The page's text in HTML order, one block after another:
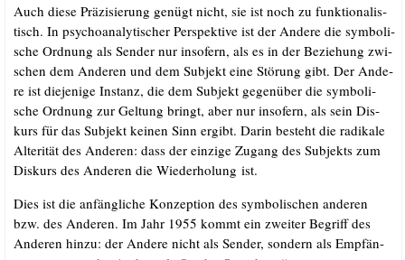
Auch die­se Prä­zi­sie­rung genügt nicht, sie ist noch zu funk­tio­na­lis­
tisch. In psy­cho­ana­ly­ti­scher Per­spek­ti­ve ist der Ande­re die sym­bo­li­
sche Ord­nung als Sen­der nur inso­fern, als es in der Bezie­hung zwi­
schen dem Ande­ren und dem Sub­jekt eine Stö­rung gibt. Der Ande­
re ist die­je­ni­ge Instanz, die dem Sub­jekt gegen­über die sym­bo­li­
sche Ord­nung zur Gel­tung bringt, aber nur inso­fern, als sein Dis­
kurs für das Sub­jekt kei­nen Sinn ergibt. Dar­in besteht die radi­ka­le
Alteri­tät des Ande­ren: dass der ein­zi­ge Zugang des Sub­jekts zum
Dis­kurs des Ande­ren die Wie­der­ho­lung ist.
Dies ist die anfäng­li­che Kon­zep­ti­on des sym­bo­li­schen ande­ren
bzw. des Ande­ren. Im Jahr 1955 kommt ein zwei­ter Begriff des
Ande­ren hin­zu: der Ande­re nicht als Sen­der, son­dern als Emp­fän­